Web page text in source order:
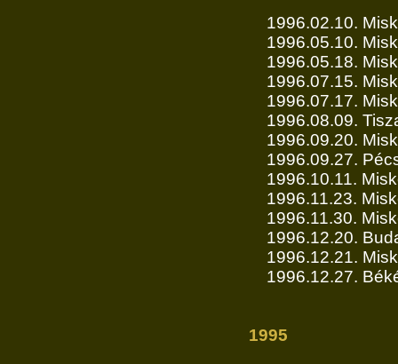
1996.02.10.
1996.05.10.
1996.05.18.
1996.07.15.
1996.07.17.
1996.08.09.
1996.09.20.
1996.09.27.
1996.10.11.
1996.11.23.
1996.11.30.
1996.12.20.
1996.12.21.
1996.12.27.
1995